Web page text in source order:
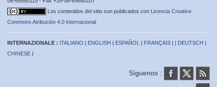
Los contenidos del sitio son publicados con Licencia Creative
Commons Atribución 4.0 Internacional
INTERNAZIONALE : ITALIANO | ENGLISH | ESPAÑOL | FRANÇAIS | | DEUTSCH |
CHINESE |
Síguenos :